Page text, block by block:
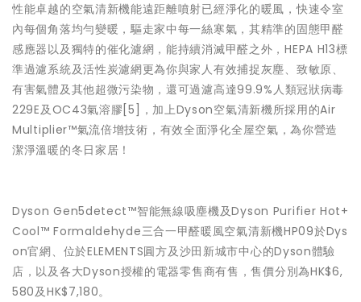
性能卓越的空氣清新機能遠距離噴射已經淨化的暖風，快速令室
內每個角落均勻變暖，驅走家中每一絲寒氣，其精準的固態甲醛
感應器以及獨特的催化濾網，能持續消滅甲醛之外，HEPA H13標
準過濾系統及活性炭濾網更為你與家人有效捕捉灰塵、致敏原、
有害氣體及其他超微污染物，還可過濾高達99.9%人類冠狀病毒
229E及OC43氣溶膠 [5]
，加上Dyson空氣清新機所採用的Air
Multiplier™氣流倍增技術，有效全面淨化全屋空氣，為你營造
潔淨溫暖的冬日家居！
Dyson Gen5detect™智能無線吸塵機及Dyson Purifier Hot+
Cool™ Formaldehyde三合一甲醛暖風空氣清新機HP09於Dys
on官網、位於ELEMENTS圓方及沙田新城市中心的Dyson體驗
店，以及各大Dyson授權的電器零售商有售，售價分別為HK$6,
580及HK$7,180。